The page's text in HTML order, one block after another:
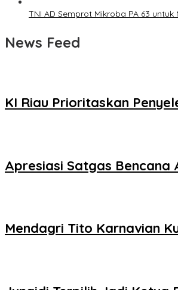
TNI AD Semprot Mikroba PA 63
News Feed
KI Riau Prioritaskan
Apresiasi Satgas Bencana
Mendagri Tito Karnavian